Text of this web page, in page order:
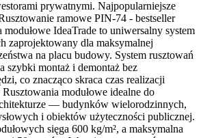
prywatnymi. Najpopularniejsze
ramowe PIN-74 - bestseller
IdeaTrade to uniwersalny system
zaprojektowany dla maksymalnej
na placu budowy. System rusztowań
szybki montaż i demontaż bez
co znacząco skraca czas realizacji
modułowe idealne do
— budynków wielorodzinnych,
i obiektów użyteczności publicznej.
sięga 600 kg/m², a maksymalna